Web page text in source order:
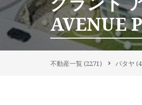
AVENUE
不動産一覧 (2271) パタヤ